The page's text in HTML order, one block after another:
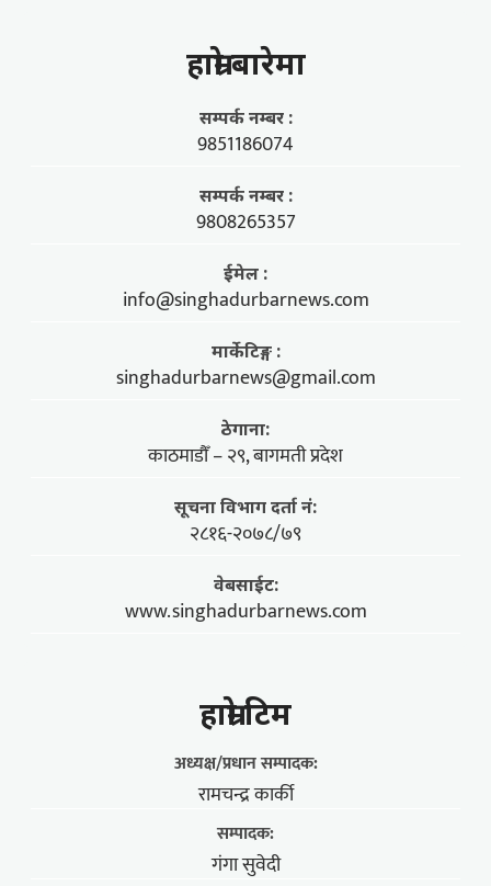
हाम्राे बारेमा
सम्पर्क नम्बर :
9851186074
सम्पर्क नम्बर :
9808265357
ईमेल :
info@singhadurbarnews.com
मार्केटिङ्ग :
singhadurbarnews@gmail.com
ठेगाना:
काठमाडौँ – २९, बागमती प्रदेश
सूचना विभाग दर्ता नं:
२८१६-२०७८/७९
वेबसाईट:
www.singhadurbarnews.com
हाम्राे टिम
अध्यक्ष/प्रधान सम्पादक:
रामचन्द्र कार्की
सम्पादक:
गंगा सुवेदी